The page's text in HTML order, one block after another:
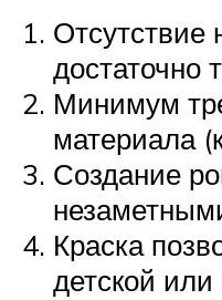
Отсутствие
достаточно
Минимум
материала
Создание
Краска
детской